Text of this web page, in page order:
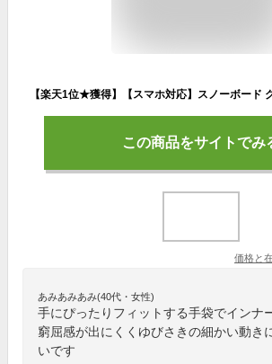
この商品をサイトでみ
価格と
あみあみあみ(40代・女性)
手にぴったりフィットする手袋でインナ
窮屈感が出にくくゆびさきの細かい動き
いです